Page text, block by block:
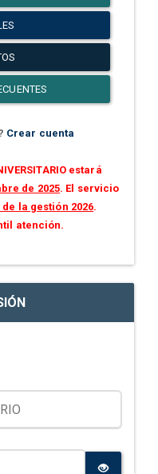
Crear cuenta
estará
de 2025. El servicio
la gestión 2026.
atención.